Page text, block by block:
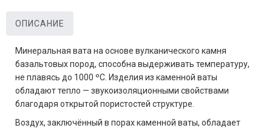
ОПИСАНИЕ
Минеральная вата на основе вулканического камня
базальтовых пород, способна выдерживать температуру,
не плавясь до 1000 ºС. Изделия из каменной ваты
обладают тепло — звукоизоляционными свойствами
благодаря открытой пористостей структуре.
Воздух, заключённый в порах каменной ваты, обладает